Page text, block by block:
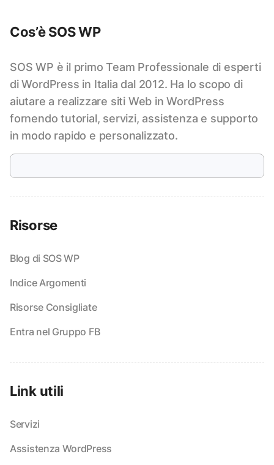
Cos’è SOS WP
SOS WP è il primo Team Professionale di esperti
di WordPress in Italia dal 2012. Ha lo scopo di
aiutare a realizzare siti Web in WordPress
fornendo tutorial, servizi, assistenza e supporto
in modo rapido e personalizzato.
Risorse
Blog di SOS WP
Indice Argomenti
Risorse Consigliate
Entra nel Gruppo FB
Link utili
Servizi
Assistenza WordPress